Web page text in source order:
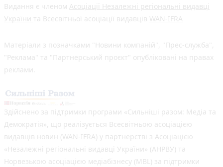
Видання є членом Асоціації Незалежні регіональні видавці
України та Всесвітньої асоціації видавців WAN-IFRA
Матеріали з позначками "Новини компаній", "Прес-служба",
"Реклама" та "Партнерський проєкт" опубліковані на правах
реклами.
Здійснено за підтримки програми «Сильніші разом: Медіа та
Демократія», що реалізується Всесвітньою асоціацією
видавців новин (WAN-IFRA) у партнерстві з Асоціацією
«Незалежні регіональні видавці України» (АНРВУ) та
Норвезькою асоціацією медіабізнесу (MBL) за підтримки